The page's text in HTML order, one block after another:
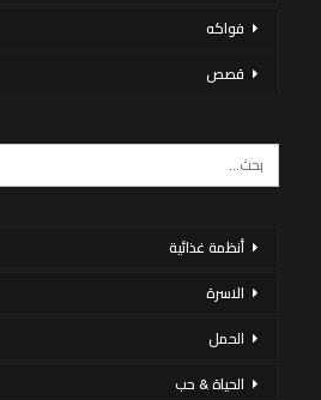
فواكه
قصص
أنظمة غذائية
الاسرة
الحمل
الحياة & حب